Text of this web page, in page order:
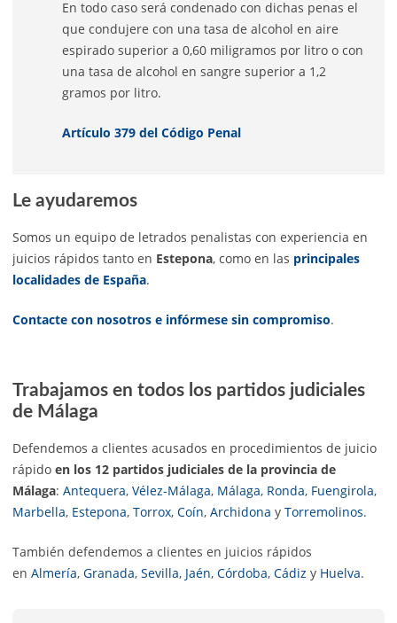
En todo caso será condenado con dichas penas el
que condujere con una tasa de alcohol en aire
espirado superior a 0,60 miligramos por litro o con
una tasa de alcohol en sangre superior a 1,2
gramos por litro.
Artículo 379 del Código Penal
Le ayudaremos
Somos un equipo de letrados penalistas con experiencia en
juicios rápidos tanto en Estepona, como en las principales
localidades de España.
Contacte con nosotros e infórmese sin compromiso.
Trabajamos en todos los partidos judiciales
de Málaga
Defendemos a clientes acusados en procedimientos de juicio
rápido en los 12 partidos judiciales de la provincia de
Málaga: Antequera, Vélez-Málaga, Málaga, Ronda, Fuengirola,
Marbella, Estepona, Torrox, Coín, Archidona y Torremolinos.
También defendemos a clientes en juicios rápidos
en Almería, Granada, Sevilla, Jaén, Córdoba, Cádiz y Huelva.